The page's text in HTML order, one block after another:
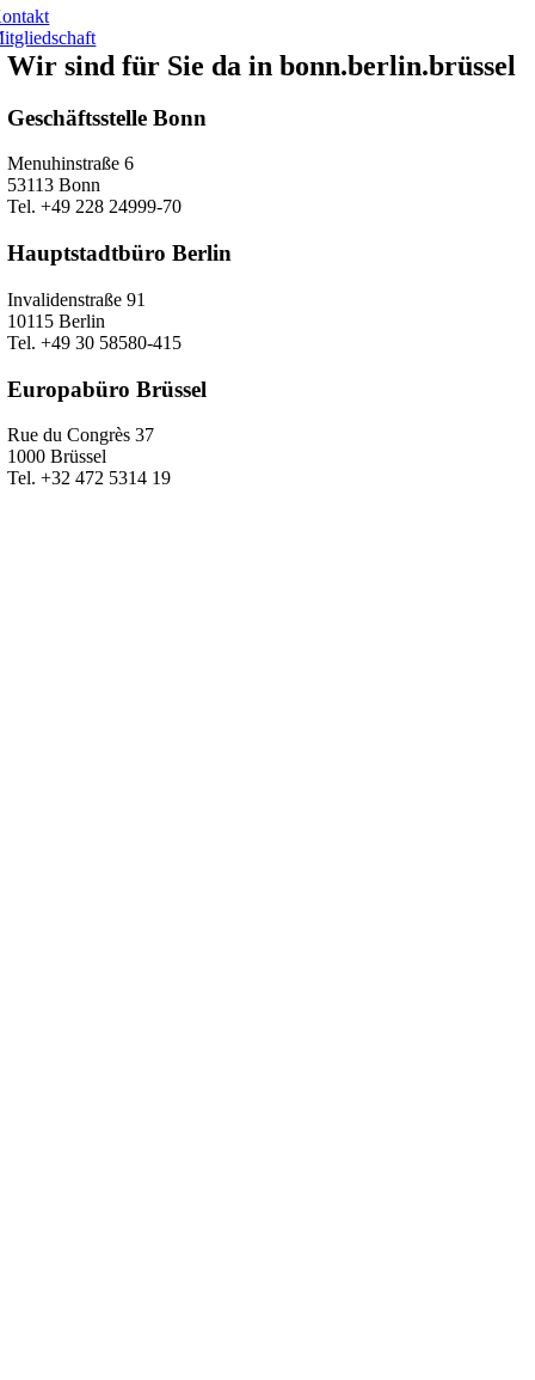
Wir sind für Sie da in bonn.berlin.brüssel
Geschäftsstelle Bonn
Menuhinstraße 6
53113 Bonn
Tel. +49 228 24999-70
Hauptstadtbüro Berlin
Invalidenstraße 91
10115 Berlin
Tel. +49 30 58580-415
Europabüro Brüssel
Rue du Congrès 37
1000 Brüssel
Tel. +32 472 5314 19